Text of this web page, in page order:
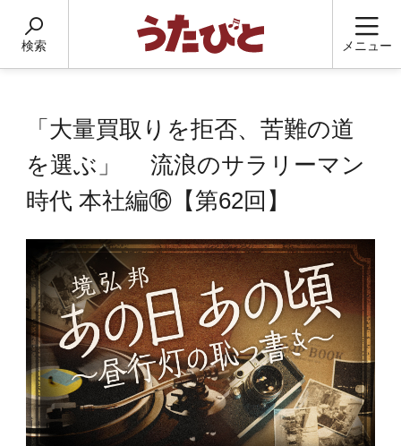
検索 メニュー
「大量買取りを拒否、苦難の道
を選ぶ」 流浪のサラリーマン
時代 本社編⑯【第62回】